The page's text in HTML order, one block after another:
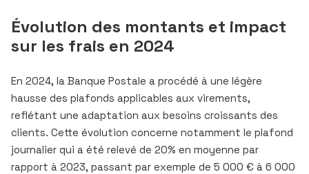
Évolution des montants et impact
sur les frais en 2024
En 2024, la Banque Postale a procédé à une légère
hausse des plafonds applicables aux virements,
reflétant une adaptation aux besoins croissants des
clients. Cette évolution concerne notamment le plafond
journalier qui a été relevé de 20% en moyenne par
rapport à 2023, passant par exemple de 5 000 € à 6 000